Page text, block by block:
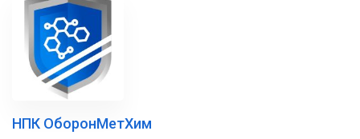
НПК ОборонМетХим